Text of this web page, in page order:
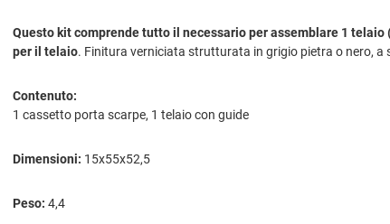
Questo kit comprende tutto il necessario per assemblare 1
per il telaio. Finitura verniciata strutturata in grigio pietra o nero, a
Contenuto:
1 cassetto porta scarpe, 1 telaio con guide
Dimensioni: 15x55x52,5
Peso: 4,4